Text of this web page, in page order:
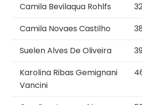
Camila Bevilaqua Rohlfs
Camila Novaes Castilho
Suelen Alves De Oliveira
Karolina Ribas Gemignani
Vancini